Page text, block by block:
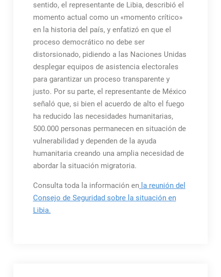
sentido, el representante de Libia, describió el
momento actual como un «momento crítico»
en la historia del país, y enfatizó en que el
proceso democrático no debe ser
distorsionado, pidiendo a las Naciones Unidas
desplegar equipos de asistencia electorales
para garantizar un proceso transparente y
justo. Por su parte, el representante de México
señaló que, si bien el acuerdo de alto el fuego
ha reducido las necesidades humanitarias,
500.000 personas permanecen en situación de
vulnerabilidad y dependen de la ayuda
humanitaria creando una amplia necesidad de
abordar la situación migratoria.
Consulta toda la información enla reunión del
Consejo de Seguridad sobre la situación en
Libia.